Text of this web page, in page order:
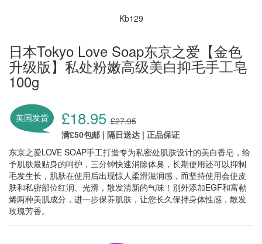
Kb129
日本Tokyo Love Soap东京之爱【金色
升级版】私处粉嫩高级美白抑毛手工皂
100g
英国发货 £18.95 £27.95
满£50包邮 | 隔日送达 | 正品保证
东京之爱LOVE SOAP手工打造专为私密处肌肤设计的美白香皂，给
予肌肤最贴身的呵护，三分钟快速消除体臭，长期使用还可以抑制
毛发生长，肌肤在使用后出现惊人柔滑滋润感，而坚持使用会使皮
肤和私密部位红润、光滑，散发清新的气味！别外添加EGF和富勒
烯两种美肌成分，进一步保养肌肤，让您长久保持身体性感，散发
玫瑰芳香。